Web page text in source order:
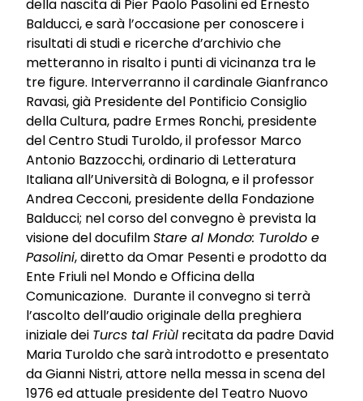
della nascita di Pier Paolo Pasolini ed Ernesto
Balducci, e sarà l’occasione per conoscere i
risultati di studi e ricerche d’archivio che
metteranno in risalto i punti di vicinanza tra le
tre figure. Interverranno il cardinale Gianfranco
Ravasi, già Presidente del Pontificio Consiglio
della Cultura, padre Ermes Ronchi, presidente
del Centro Studi Turoldo, il professor Marco
Antonio Bazzocchi, ordinario di Letteratura
Italiana all’Università di Bologna, e il professor
Andrea Cecconi, presidente della Fondazione
Balducci; nel corso del convegno è prevista la
visione del docufilmStare al Mondo: Turoldo e
Pasolini, diretto da Omar Pesenti e prodotto da
Ente Friuli nel Mondo e Officina della
Comunicazione. Durante il convegno si terrà
l’ascolto dell’audio originale della preghiera
iniziale dei Turcs tal Friùl recitata da padre David
Maria Turoldo che sarà introdotto e presentato
da Gianni Nistri, attore nella messa in scena del
1976 ed attuale presidente del Teatro Nuovo